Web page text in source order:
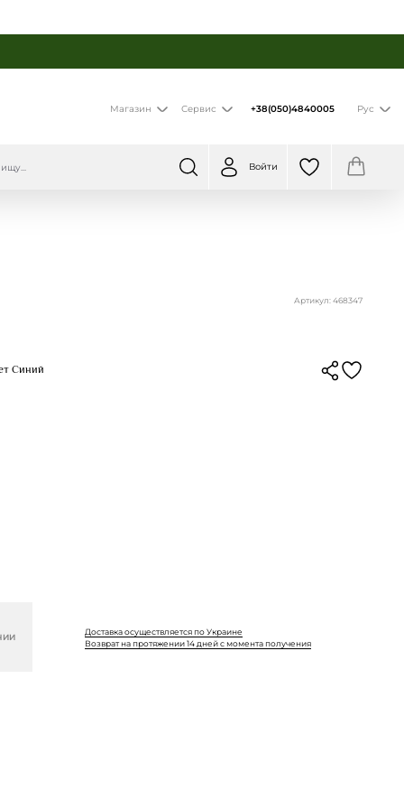
Магазин Сервис +38(050)4840005 Рус
Войти
Артикул: 468347
Синий
Доставка осуществляется по Украине
Возврат на протяжении 14 дней с момента получения